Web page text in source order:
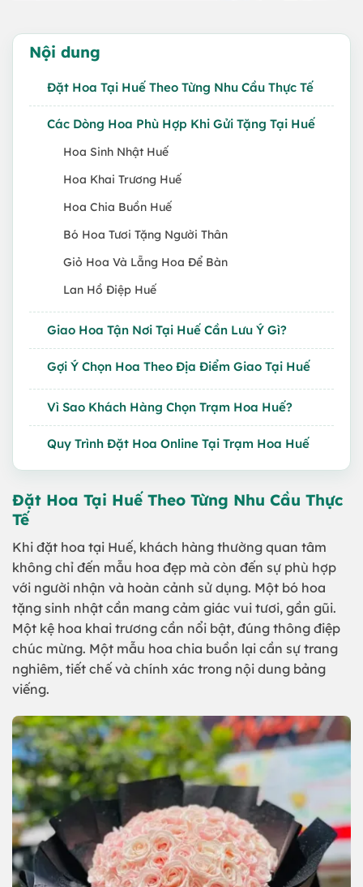
Nội dung
Đặt Hoa Tại Huế Theo Từng Nhu Cầu Thực Tế
Các Dòng Hoa Phù Hợp Khi Gửi Tặng Tại Huế
Hoa Sinh Nhật Huế
Hoa Khai Trương Huế
Hoa Chia Buồn Huế
Bó Hoa Tươi Tặng Người Thân
Giỏ Hoa Và Lẵng Hoa Để Bàn
Lan Hồ Điệp Huế
Giao Hoa Tận Nơi Tại Huế Cần Lưu Ý Gì?
Gợi Ý Chọn Hoa Theo Địa Điểm Giao Tại Huế
Vì Sao Khách Hàng Chọn Trạm Hoa Huế?
Quy Trình Đặt Hoa Online Tại Trạm Hoa Huế
Đặt Hoa Tại Huế Theo Từng Nhu Cầu Thực
Tế
Khi đặt hoa tại Huế, khách hàng thường quan tâm
không chỉ đến mẫu hoa đẹp mà còn đến sự phù hợp
với người nhận và hoàn cảnh sử dụng. Một bó hoa
tặng sinh nhật cần mang cảm giác vui tươi, gần gũi.
Một kệ hoa khai trương cần nổi bật, đúng thông điệp
chúc mừng. Một mẫu hoa chia buồn lại cần sự trang
nghiêm, tiết chế và chính xác trong nội dung bảng
viếng.